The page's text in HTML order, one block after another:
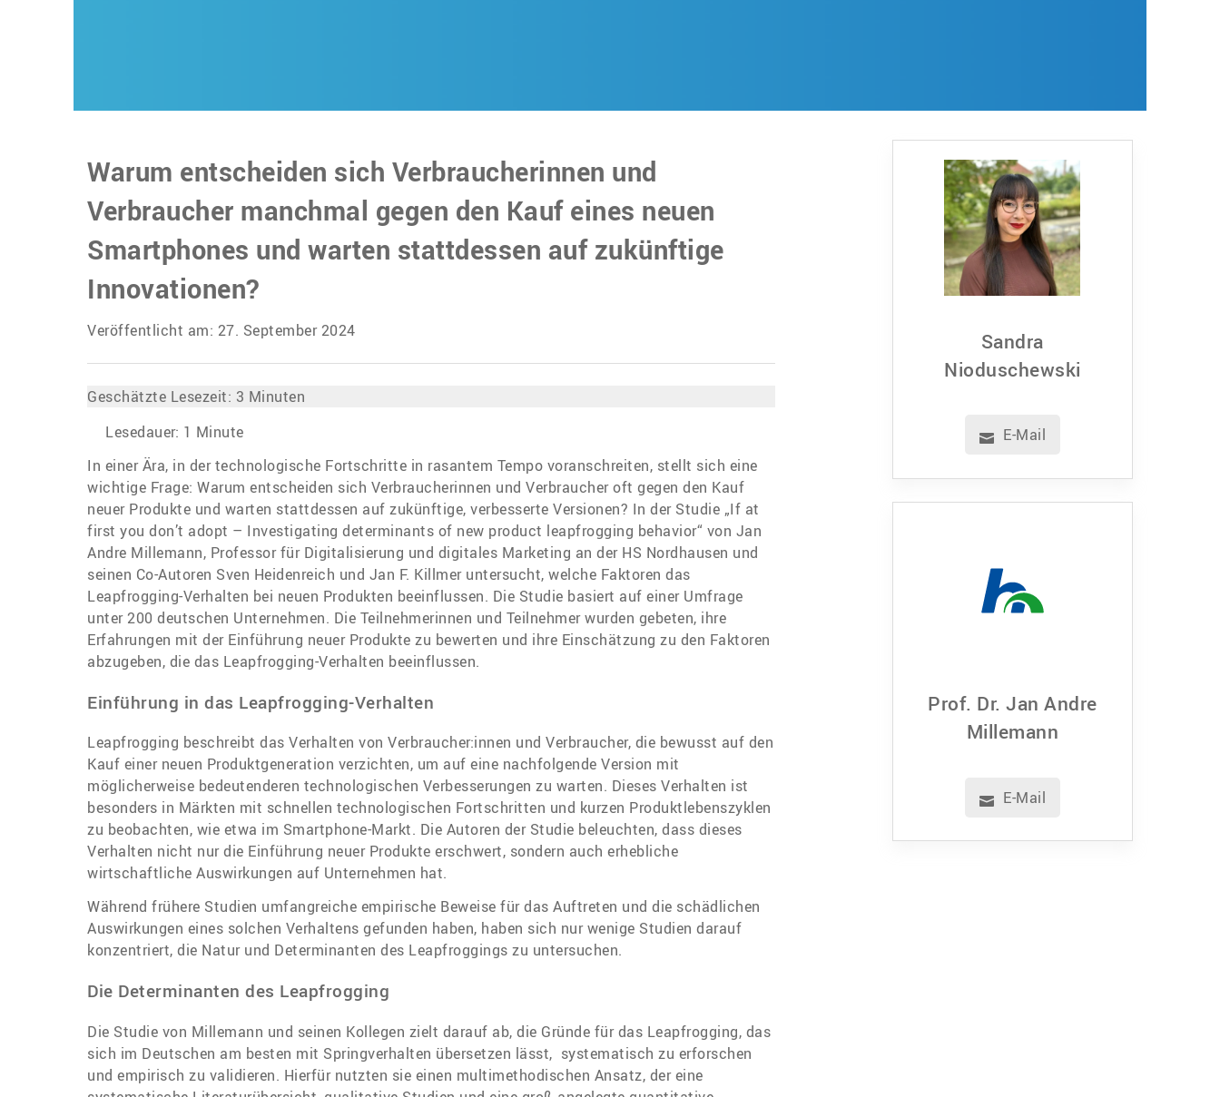
Warum entscheiden sich Verbraucherinnen und
Verbraucher manchmal gegen den Kauf eines neuen
Smartphones und warten stattdessen auf zukünftige
Innovationen?
Veröffentlicht am: 27. September 2024
Geschätzte Lesezeit: 3 Minuten
Lesedauer: 1 Minute
In einer Ära, in der technologische Fortschritte in rasantem Tempo voranschreiten, stellt sich eine
wichtige Frage: Warum entscheiden sich Verbraucherinnen und Verbraucher oft gegen den Kauf
neuer Produkte und warten stattdessen auf zukünftige, verbesserte Versionen? In der Studie „If at
first you don’t adopt – Investigating determinants of new product leapfrogging behavior“ von Jan
Andre Millemann, Professor für Digitalisierung und digitales Marketing an der HS Nordhausen und
seinen Co-Autoren Sven Heidenreich und Jan F. Killmer untersucht, welche Faktoren das
Leapfrogging-Verhalten bei neuen Produkten beeinflussen. Die Studie basiert auf einer Umfrage
unter 200 deutschen Unternehmen. Die Teilnehmerinnen und Teilnehmer wurden gebeten, ihre
Erfahrungen mit der Einführung neuer Produkte zu bewerten und ihre Einschätzung zu den Faktoren
abzugeben, die das Leapfrogging-Verhalten beeinflussen.
Einführung in das Leapfrogging-Verhalten
Leapfrogging beschreibt das Verhalten von Verbraucher:innen und Verbraucher, die bewusst auf den
Kauf einer neuen Produktgeneration verzichten, um auf eine nachfolgende Version mit
möglicherweise bedeutenderen technologischen Verbesserungen zu warten. Dieses Verhalten ist
besonders in Märkten mit schnellen technologischen Fortschritten und kurzen Produktlebenszyklen
zu beobachten, wie etwa im Smartphone-Markt. Die Autoren der Studie beleuchten, dass dieses
Verhalten nicht nur die Einführung neuer Produkte erschwert, sondern auch erhebliche
wirtschaftliche Auswirkungen auf Unternehmen hat.
Während frühere Studien umfangreiche empirische Beweise für das Auftreten und die schädlichen
Auswirkungen eines solchen Verhaltens gefunden haben, haben sich nur wenige Studien darauf
konzentriert, die Natur und Determinanten des Leapfroggings zu untersuchen.
Die Determinanten des Leapfrogging
Die Studie von Millemann und seinen Kollegen zielt darauf ab, die Gründe für das Leapfrogging, das
sich im Deutschen am besten mit Springverhalten übersetzen lässt, systematisch zu erforschen
und empirisch zu validieren. Hierfür nutzten sie einen multimethodischen Ansatz, der eine
Sandra
Nioduschewski
E-Mail
Prof. Dr. Jan Andre
Millemann
E-Mail